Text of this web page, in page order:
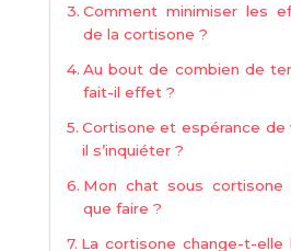
Comment minimiser les
de la cortisone ?
Au bout de combien de
fait-il effet ?
Cortisone et espérance de
il s’inquiéter ?
Mon chat sous
que faire ?
La cortisone change-t-